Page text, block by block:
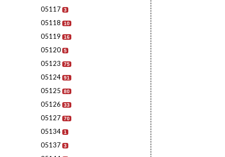
05117 3
05118 10
05119 16
05120 5
05123 75
05124 91
05125 80
05126 33
05127 70
05134 1
05137 3